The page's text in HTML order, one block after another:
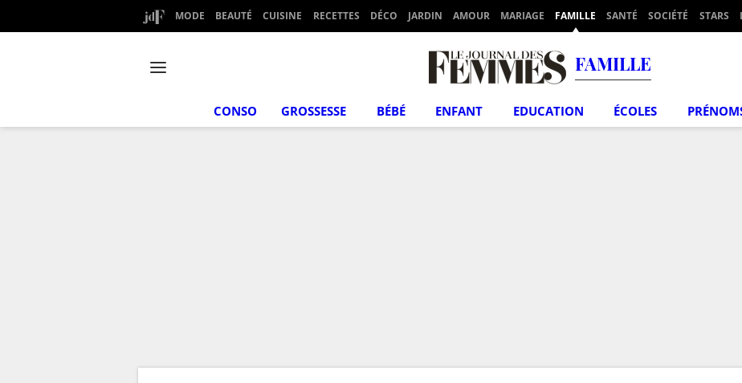
MODE BEAUTÉ CUISINE RECETTES DÉCO JARDIN AMOUR MARIAGE FAMILLE SANTÉ SOCIÉTÉ STARS
FAMILLE
CONSO GROSSESSE BÉBÉ ENFANT EDUCATION ÉCOLES